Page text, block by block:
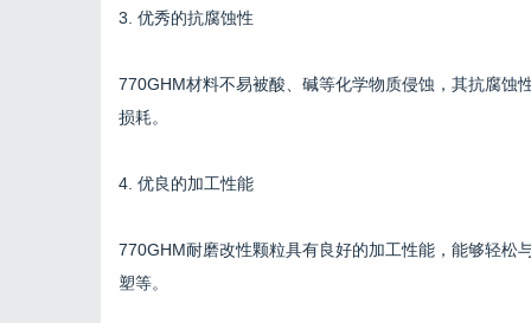
3. 优秀的抗腐蚀性
770GHM材料不易被酸、碱等化学物质侵蚀，其抗腐蚀
损耗。
4. 优良的加工性能
770GHM耐磨改性颗粒具有良好的加工性能，能够轻松
塑等。